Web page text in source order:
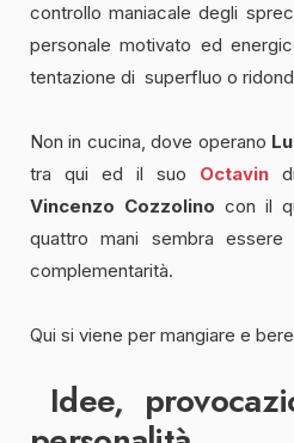
controllo maniacale degli
personale motivato ed
tentazione di superfluo o
Non in cucina, dove operano
tra qui ed il suo Octavin
Vincenzo Cozzolino con il
quattro mani sembra
complementarità.
Qui si viene per mangiare e
Idee,